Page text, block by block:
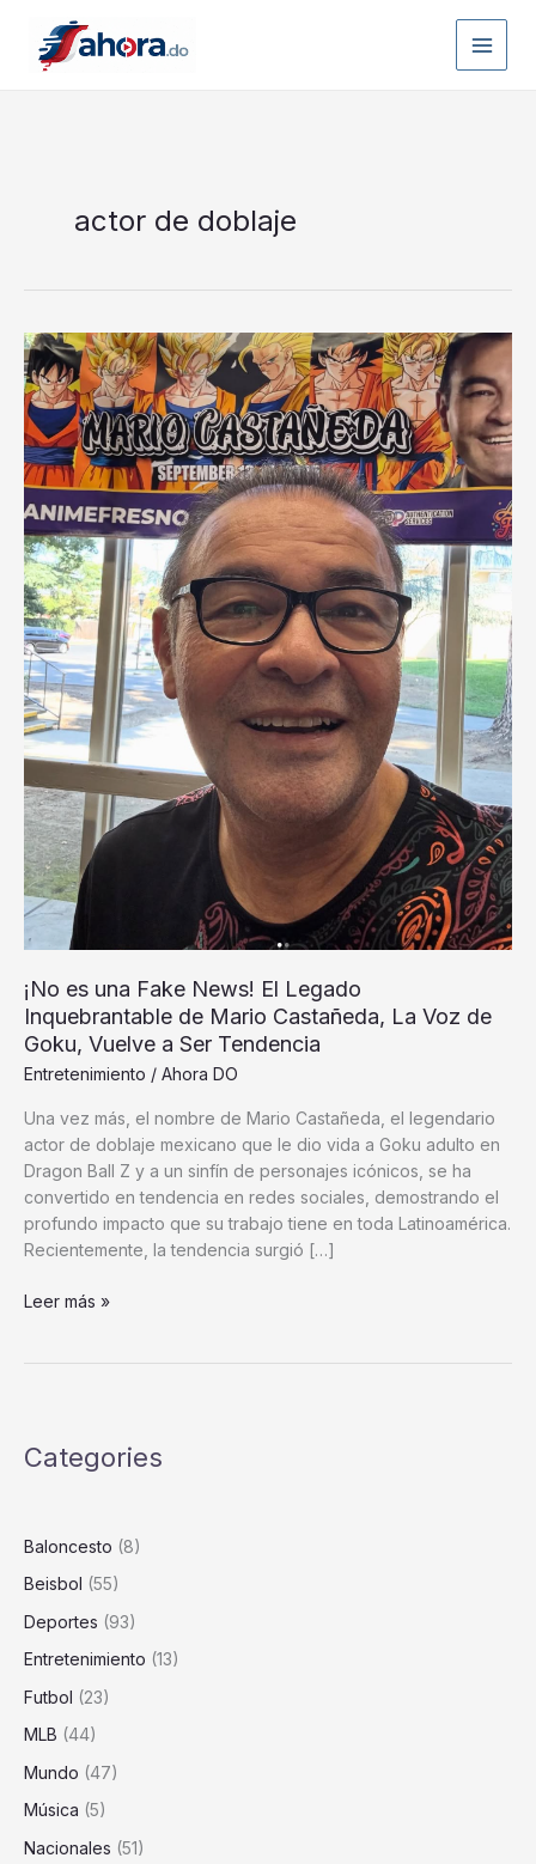
contenido
actor de doblaje
¡No es una Fake News! El Legado
Inquebrantable de Mario Castañeda, La Voz de
Goku, Vuelve a Ser Tendencia
Entretenimiento / Ahora DO
Una vez más, el nombre de Mario Castañeda, el legendario
actor de doblaje mexicano que le dio vida a Goku adulto en
Dragon Ball Z y a un sinfín de personajes icónicos, se ha
convertido en tendencia en redes sociales, demostrando el
profundo impacto que su trabajo tiene en toda Latinoamérica.
Recientemente, la tendencia surgió […]
¡No
Legado
Mario
La
Voz
Goku,
Vuelve
Tendencia
Leer más »
Categories
Baloncesto (8)
Beisbol (55)
Deportes (93)
Entretenimiento (13)
Futbol (23)
MLB (44)
Mundo (47)
Música (5)
Nacionales (51)